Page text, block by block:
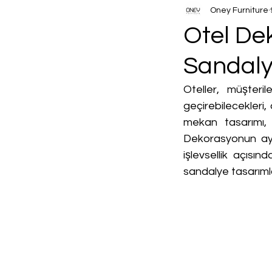
Otel
Oney Furniture
Oteller,
geçirebilecekleri,
mekan
Dekorasyonun
işlevsellik
sandalye